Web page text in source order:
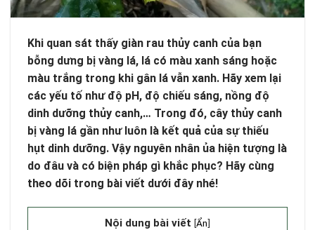
Khi quan sát thấy giàn rau thủy canh của bạn
bỗng dưng bị vàng lá, lá có màu xanh sáng hoặc
màu trắng trong khi gân lá vẫn xanh. Hãy xem lại
các yếu tố như độ pH, độ chiếu sáng, nồng độ
dinh dưỡng thủy canh,… Trong đó, cây thủy canh
bị vàng lá gần như luôn là kết quả của sự thiếu
hụt dinh dưỡng. Vậy nguyên nhân ủa hiện tượng là
do đâu và có biện pháp gì khắc phục? Hãy cùng
theo dõi trong bài viết dưới đây nhé!
Nội dung bài viết [Ẩn]